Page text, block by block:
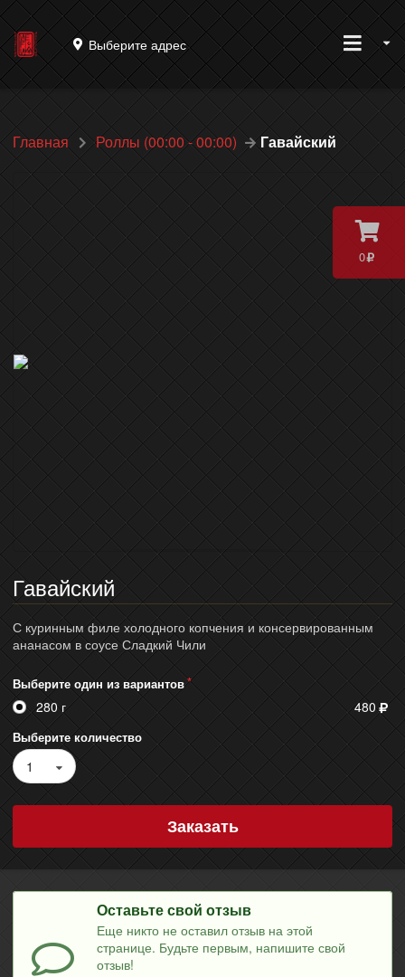
0
Выберите адрес
Главная Роллы (00:00 - 00:00) Гавайский
Гавайский
С куринным филе холодного копчения и консервированным
ананасом в соусе Сладкий Чили
Выберите один из вариантов
280 г 480
Выберите количество
1
Заказать
Оставьте свой отзыв
Еще никто не оставил отзыв на этой
странице. Будьте первым, напишите свой
отзыв!